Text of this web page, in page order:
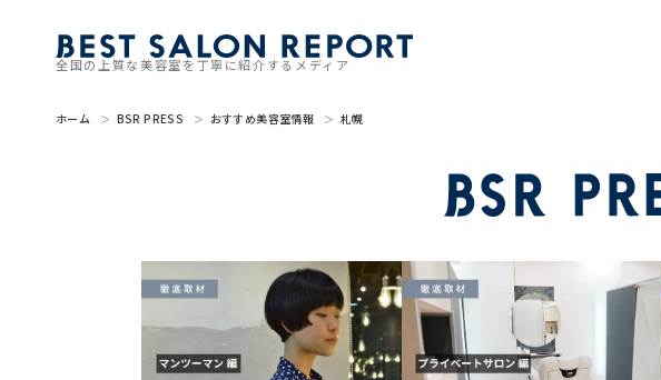
全国の上質な美容室を丁寧に紹介するメディア
ホーム BSR PRESS おすすめ美容室情報 札幌